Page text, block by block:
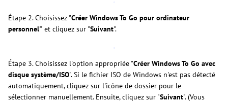
Étape 2. Choisissez "Créer Windows To Go pour ordinateur
personnel" et cliquez sur "Suivant".
Étape 3. Choisissez l'option appropriée "Créer Windows To Go avec
disque système/ISO". Si le fichier ISO de Windows n'est pas détecté
automatiquement, cliquez sur l'icône de dossier pour le
sélectionner manuellement. Ensuite, cliquez sur "Suivant". (Vous